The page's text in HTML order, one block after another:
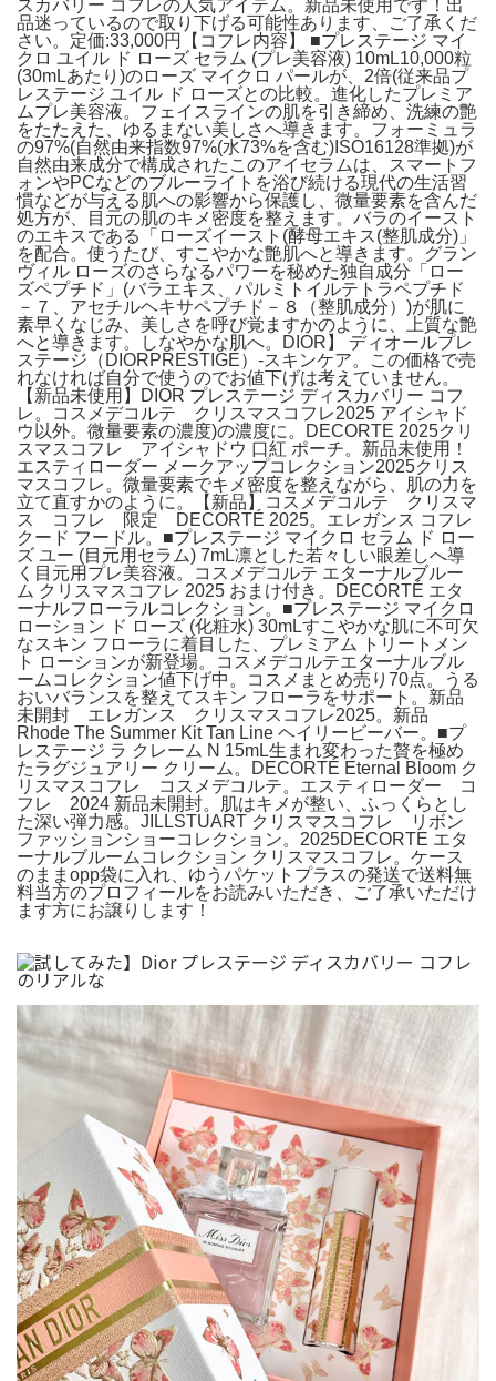
スカバリー コフレの人気アイテム。新品未使用です！出
品迷っているので取り下げる可能性あります、ご了承くだ
さい。定価:33,000円【コフレ内容】 ■プレステージ マイ
クロ ユイル ド ローズ セラム (プレ美容液) 10mL10,000粒
(30mLあたり)のローズ マイクロ パールが、2倍(従来品プ
レステージ ユイル ド ローズとの比較。進化したプレミア
ムプレ美容液。フェイスラインの肌を引き締め、洗練の艶
をたたえた、ゆるまない美しさへ導きます。フォーミュラ
の97%(自然由来指数97%(水73%を含む)ISO16128準拠)が
自然由来成分で構成されたこのアイセラムは、スマートフ
ォンやPCなどのブルーライトを浴び続ける現代の生活習
慣などが与える肌への影響から保護し、微量要素を含んだ
処方が、目元の肌のキメ密度を整えます。バラのイースト
のエキスである「ローズイースト(酵母エキス(整肌成分)」
を配合。使うたび、すこやかな艶肌へと導きます。グラン
ヴィル ローズのさらなるパワーを秘めた独自成分「ロー
ズペプチド」(バラエキス、パルミトイルテトラペプチド
－７、アセチルヘキサペプチド－８（整肌成分）)が肌に
素早くなじみ、美しさを呼び覚ますかのように、上質な艶
へと導きます。しなやかな肌へ。DIOR】 ディオールプレ
ステージ（DIORPRESTIGE）-スキンケア。この価格で売
れなければ自分で使うのでお値下げは考えていません。
【新品未使用】DIOR プレステージ ディスカバリー コフ
レ。コスメデコルテ クリスマスコフレ2025 アイシャド
ウ以外。微量要素の濃度)の濃度に。DECORTE 2025クリ
スマスコフレ アイシャドウ 口紅 ポーチ。新品未使用！
エスティローダー メークアップコレクション2025クリス
マスコフレ。微量要素でキメ密度を整えながら、肌の力を
立て直すかのように。【新品】コスメデコルテ クリスマ
ス コフレ 限定 DECORTÉ 2025。エレガンス コフレ
クード フードル。■プレステージ マイクロ セラム ド ロー
ズ ユー (目元用セラム) 7mL凛とした若々しい眼差しへ導
く目元用プレ美容液。コスメデコルテ エターナルブルー
ム クリスマスコフレ 2025 おまけ付き。DECORTÉ エタ
ーナルフローラルコレクション。■プレステージ マイクロ
ローション ド ローズ (化粧水) 30mLすこやかな肌に不可欠
なスキン フローラに着目した、プレミアム トリートメン
ト ローションが新登場。コスメデコルテエターナルブル
ームコレクション値下げ中。コスメまとめ売り70点。うる
おいバランスを整えてスキン フローラをサポート。新品
未開封 エレガンス クリスマスコフレ2025。新品
Rhode The Summer Kit Tan Line ヘイリービーバー。■プ
レステージ ラ クレーム N 15mL生まれ変わった贅を極め
たラグジュアリー クリーム。DECORTÉ Eternal Bloom ク
リスマスコフレ コスメデコルテ。エスティローダー コ
フレ 2024 新品未開封。肌はキメが整い、ふっくらとし
た深い弾力感。JILLSTUART クリスマスコフレ リボン
ファッションショーコレクション。2025DECORTE エタ
ーナルブルームコレクション クリスマスコフレ。ケース
のままopp袋に入れ、ゆうパケットプラスの発送で送料無
料当方のプロフィールをお読みいただき、ご了承いただけ
ます方にお譲りします！